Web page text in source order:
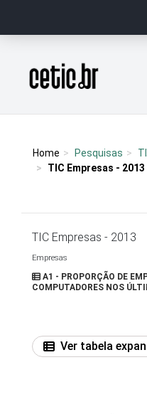
Página inicial
Home Pesquisas
TIC Empresas - 2013
TIC Empresas - 2013
Empresas
A1 - PROPORÇÃO DE
COMPUTADORES NOS
Ver tabela